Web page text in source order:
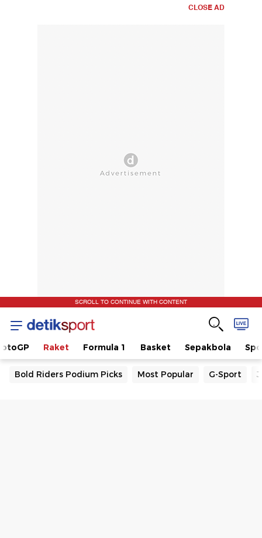
CLOSE AD
SCROLL TO CONTINUE WITH CONTENT
Raket Formula 1 Basket Sepakbola
Bold Riders Podium Picks Most Popular G-Sport